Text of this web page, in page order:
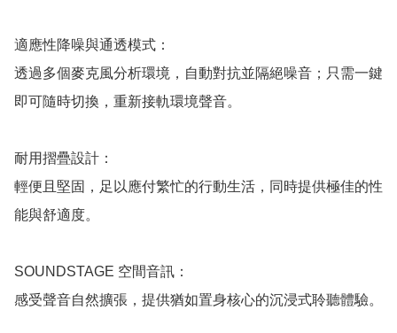
適應性降噪與通透模式：
透過多個麥克風分析環境，自動對抗並隔絕噪音；只需一鍵
即可隨時切換，重新接軌環境聲音。
耐用摺疊設計：
輕便且堅固，足以應付繁忙的行動生活，同時提供極佳的性
能與舒適度。
SOUNDSTAGE 空間音訊：
感受聲音自然擴張，提供猶如置身核心的沉浸式聆聽體驗。